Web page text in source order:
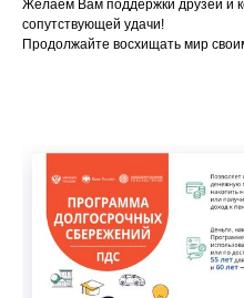
Желаем Вам поддержки друзей и
сопутствующей удачи!
Продолжайте восхищать мир